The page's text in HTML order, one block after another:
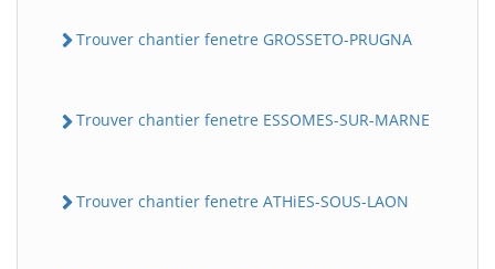
Trouver chantier fenetre GROSSETO-PRUGNA
Trouver chantier fenetre ESSOMES-SUR-MARNE
Trouver chantier fenetre ATHiES-SOUS-LAON